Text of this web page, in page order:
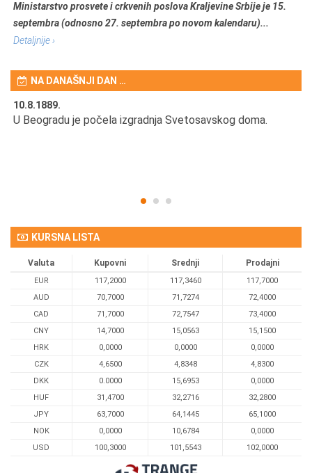
Ministarstvo prosvete i crkvenih poslova Kraljevine Srbije je 15.
septembra (odnosno 27. septembra po novom kalendaru)...
Detaljnije ›
NA DANAŠNJI DAN …
10.8.1889.
U Beogradu je počela izgradnja Svetosavskog doma.
KURSNA LISTA
Valuta Kupovni Srednji Prodajni
EUR 117,2000 117,3460
117,7000
AUD
70,7000 71,7274
72,4000
CAD
71,7000 72,7547
73,4000
CNY
14,7000 15,0563
15,1500
HRK
0,0000 0,0000
0,0000
CZK
4,6500 4,8348
4,8300
DKK
0.0000 15,6953
0,0000
HUF
31,4700 32,2716
32,2800
JPY
63,7000 64,1445
65,1000
NOK
0,0000 10,6784
0,0000
USD
100,3000 101,5543 102,0000